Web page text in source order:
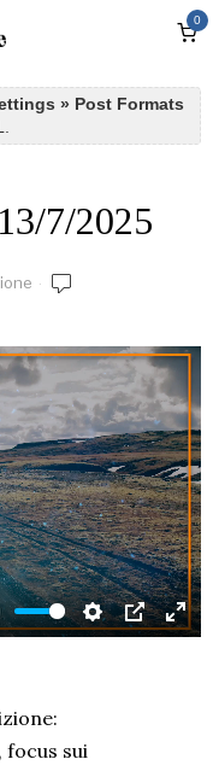
0
» Post Formats
7/2025
SETTINGS
PIP
focus sui